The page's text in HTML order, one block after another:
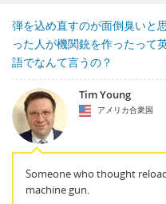
弾を込め直すのが面倒臭いと
った人が機関銃を作ったって
語でなんて言うの？
Tim Young
アメリカ合衆国
Someone who thought
machine gun.